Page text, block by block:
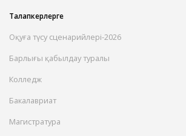
Талапкерлерге
Оқуға түсу сценарийлері-2026
Барлығы қабылдау туралы
Колледж
Бакалавриат
Магистратура